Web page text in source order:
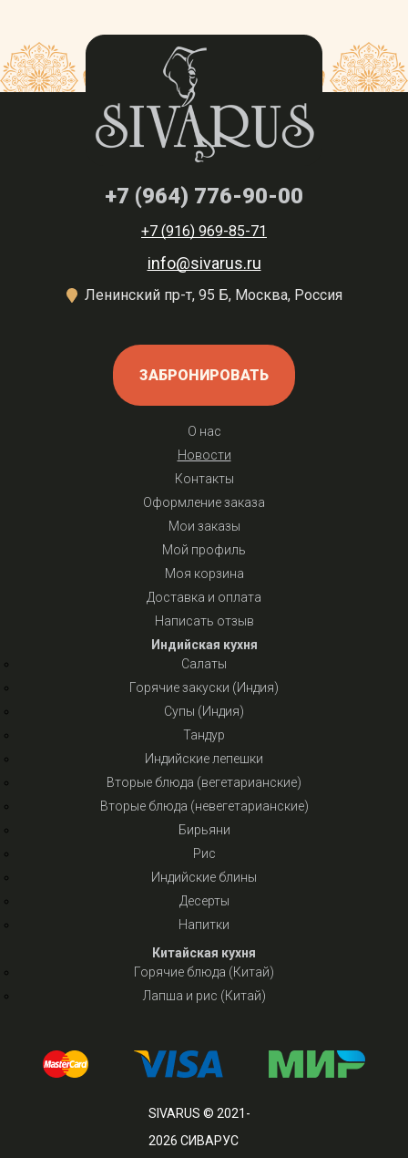
+7 (964) 776-90-00
+7 (916) 969-85-71
info@sivarus.ru
Ленинский пр-т, 95 Б, Москва, Россия
ЗАБРОНИРОВАТЬ
О нас
Новости
Контакты
Оформление заказа
Мои заказы
Мой профиль
Моя корзина
Доставка и оплата
Написать отзыв
Индийская кухня
Салаты
Горячие закуски (Индия)
Супы (Индия)
Тандур
Индийские лепешки
Вторые блюда (вегетарианские)
Вторые блюда (невегетарианские)
Бирьяни
Рис
Индийские блины
Десерты
Напитки
Китайская кухня
Горячие блюда (Китай)
Лапша и рис (Китай)
SIVARUS © 2021-
2026 СИВАРУС